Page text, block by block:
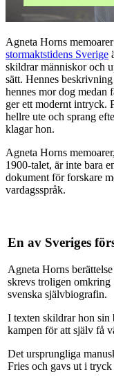
Agneta Horns
stormaktstidens Sverige
skildrar människor och
sätt. Hennes
hennes mor dog medan
ger ett modernt intryck.
hellre ute och sprang
klagar hon.
Agneta Horns
1900-talet, är inte bara
dokument för forskare
vardagsspråk.
En av Sveriges
Agneta Horns
skrevs troligen omkring
svenska självbiografin.
I texten skildrar hon
kampen för att själv få
Det ursprungliga
Fries och gavs ut i